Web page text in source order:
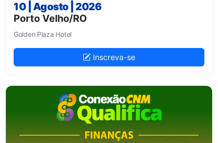
10 | Agosto | 2026
Porto Velho/RO
Golden Plaza Hotel
Inscreva-se